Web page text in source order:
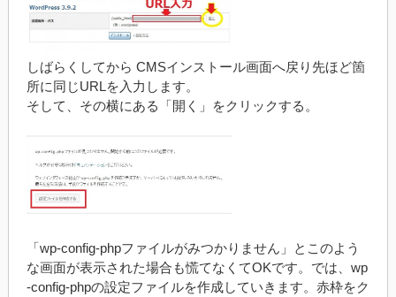
しばらくしてから CMSインストール画面へ戻り先ほど箇
所に同じURLを入力します。
そして、その横にある「開く」をクリックする。
「wp-config-phpファイルがみつかりません」とこのよう
な画面が表示された場合も慌てなくてOKです。では、wp
-config-phpの設定ファイルを作成していきます。赤枠をク